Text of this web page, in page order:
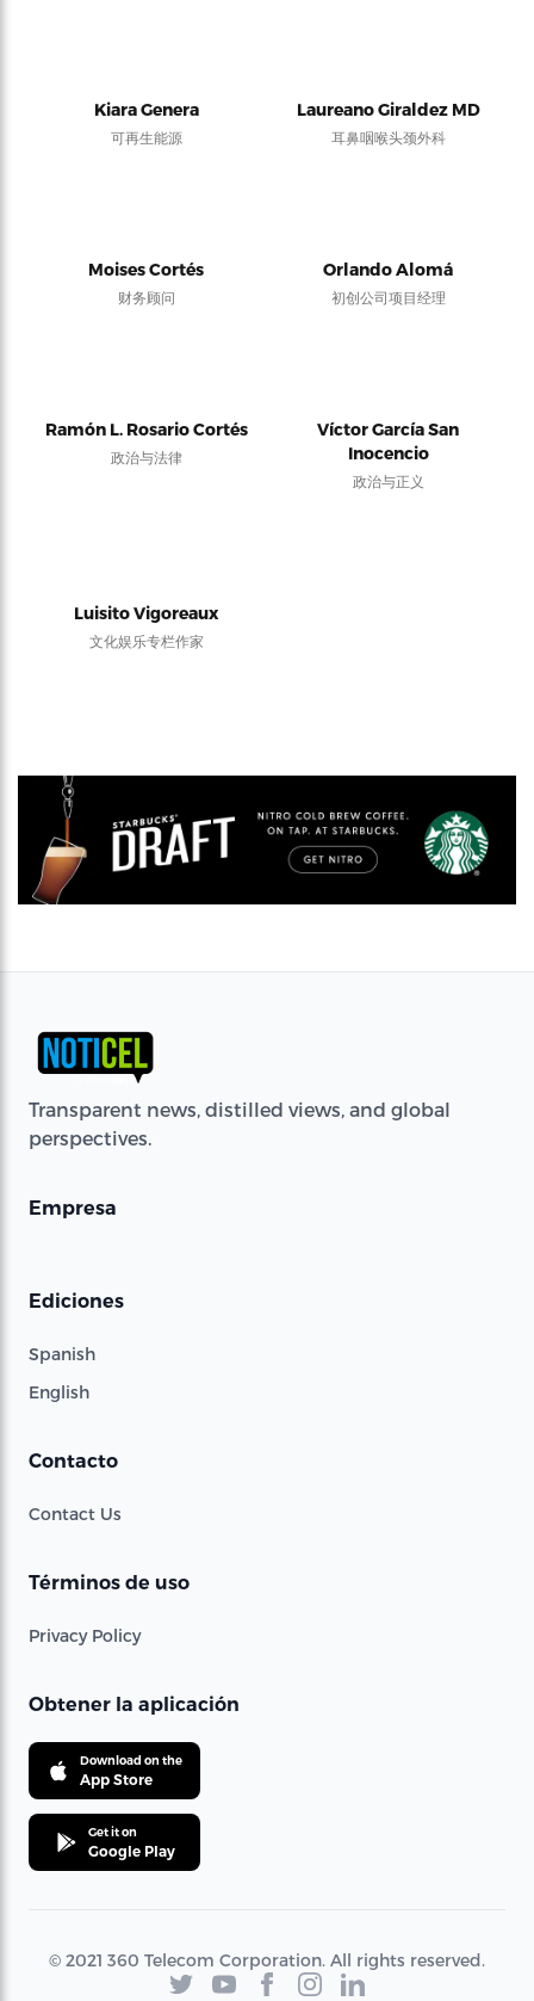
Kiara Genera
可再生能源
Laureano Giraldez MD
耳鼻咽喉头颈外科
Moises Cortés
财务顾问
Orlando Alomá
初创公司项目经理
Ramón L. Rosario Cortés
政治与法律
Víctor García San
Inocencio
政治与正义
Luisito Vigoreaux
文化娱乐专栏作家
Transparent news, distilled views, and global
perspectives.
Empresa
Ediciones
Spanish
English
Contacto
Contact Us
Términos de uso
Privacy Policy
Obtener la aplicación
Download on the
App Store
Get it on
Google Play
© 2021 360 Telecom Corporation. All rights reserved.